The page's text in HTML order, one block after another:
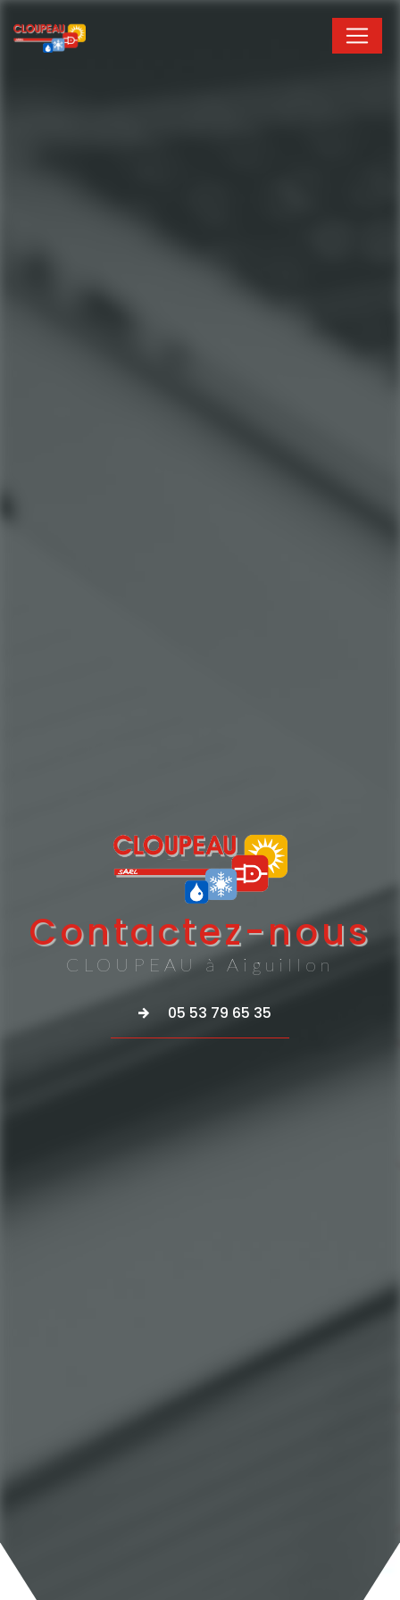
Contactez-nous
CLOUPEAU à Aiguillon
05 53 79 65 35